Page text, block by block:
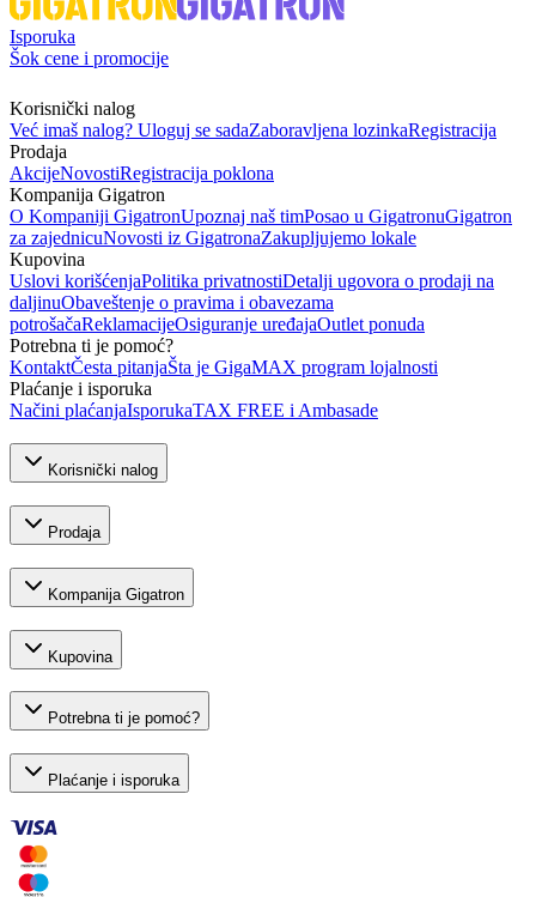
Isporuka
Šok cene i promocije
Korisnički nalog
Već imaš nalog? Uloguj se sadaZaboravljena lozinkaRegistracija
Prodaja
AkcijeNovostiRegistracija poklona
Kompanija Gigatron
O Kompaniji GigatronUpoznaj naš timPosao u GigatronuGigatron
za zajednicuNovosti iz GigatronaZakupljujemo lokale
Kupovina
Uslovi korišćenjaPolitika privatnostiDetalji ugovora o prodaji na
daljinuObaveštenje o pravima i obavezama
potrošačaReklamacijeOsiguranje uređajaOutlet ponuda
Potrebna ti je pomoć?
KontaktČesta pitanjaŠta je GigaMAX program lojalnosti
Plaćanje i isporuka
Načini plaćanjaIsporukaTAX FREE i Ambasade
Korisnički nalog
Prodaja
Kompanija Gigatron
Kupovina
Potrebna ti je pomoć?
Plaćanje i isporuka